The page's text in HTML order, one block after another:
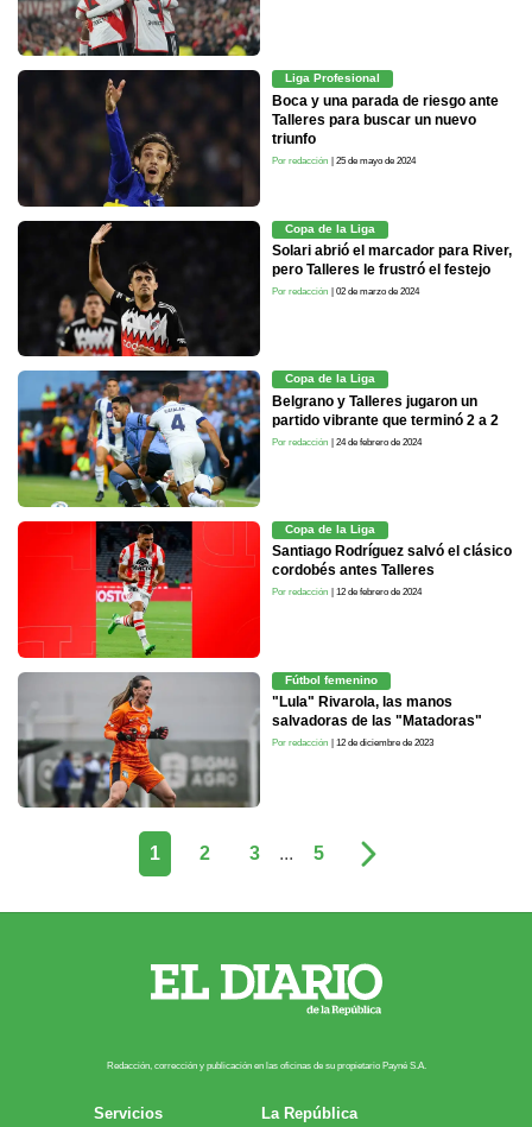
Liga Profesional
Boca y una parada de riesgo ante
Talleres para buscar un nuevo
triunfo
Por redacción | 25 de mayo de 2024
Copa de la Liga
Solari abrió el marcador para River,
pero Talleres le frustró el festejo
Por redacción | 02 de marzo de 2024
Copa de la Liga
Belgrano y Talleres jugaron un
partido vibrante que terminó 2 a 2
Por redacción | 24 de febrero de 2024
Copa de la Liga
Santiago Rodríguez salvó el clásico
cordobés antes Talleres
Por redacción | 12 de febrero de 2024
Fútbol femenino
"Lula" Rivarola, las manos
salvadoras de las "Matadoras"
Por redacción | 12 de diciembre de 2023
1 2 3 ... 5
Redacción, corrección y publicación en las oficinas de su propietario Payn​é S.A.
Servicios
La República